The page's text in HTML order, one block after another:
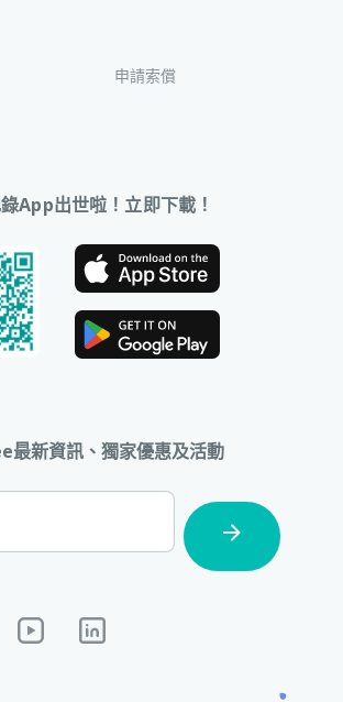
申請索償
App出世啦！立即下載！
新資訊、獨家優惠及活動